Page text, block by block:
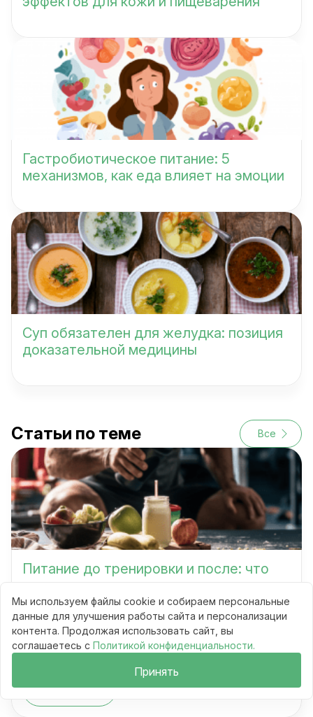
Гастробиотическое питание: 5
механизмов, как еда влияет на эмоции
Суп обязателен для желудка: позиция
доказательной медицины
Статьи по теме Все
Питание до тренировки и после: что
Сравнения
9 мин
Читать
Мы используем файлы cookie и собираем персональные
данные для улучшения работы сайта и персонализации
контента. Продолжая использовать сайт, вы
соглашаетесь с Политикой конфиденциальности.
Принять